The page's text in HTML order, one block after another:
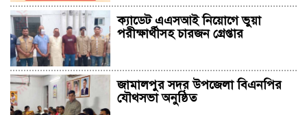
ক্যাডেট এএসআই নিয়োগে ভুয়া
পরীক্ষার্থীসহ চারজন গ্রেপ্তার
জামালপুর সদর উপজেলা বিএনপির
যৌথসভা অনুষ্ঠিত